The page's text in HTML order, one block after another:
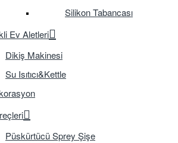
Silikon Tabancası
Ev Aletleri
Dikiş Makinesi
Su Isıtıcı&Kettle
Püskürtücü Sprey Şişe